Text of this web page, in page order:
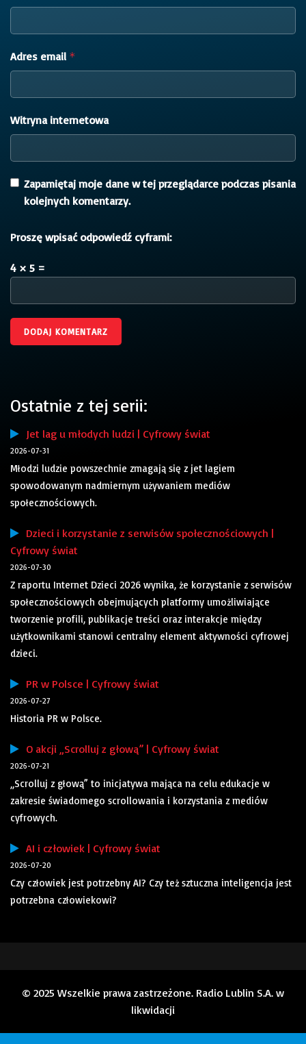
Adres email *
Witryna internetowa
Zapamiętaj moje dane w tej przeglądarce podczas pisania
kolejnych komentarzy.
Proszę wpisać odpowiedź cyframi:
4 × 5 =
Ostatnie z tej serii:
Jet lag u młodych ludzi | Cyfrowy świat
2026-07-31
Młodzi ludzie powszechnie zmagają się z jet lagiem
spowodowanym nadmiernym używaniem mediów
społecznościowych.
Dzieci i korzystanie z serwisów społecznościowych |
Cyfrowy świat
2026-07-30
Z raportu Internet Dzieci 2026 wynika, że korzystanie z serwisów
społecznościowych obejmujących platformy umożliwiające
tworzenie profili, publikacje treści oraz interakcje między
użytkownikami stanowi centralny element aktywności cyfrowej
dzieci.
PR w Polsce | Cyfrowy świat
2026-07-27
Historia PR w Polsce.
O akcji „Scrolluj z głową” | Cyfrowy świat
2026-07-21
„Scrolluj z głową” to inicjatywa mająca na celu edukacje w
zakresie świadomego scrollowania i korzystania z mediów
cyfrowych.
AI i człowiek | Cyfrowy świat
2026-07-20
Czy człowiek jest potrzebny AI? Czy też sztuczna inteligencja jest
potrzebna człowiekowi?
© 2025 Wszelkie prawa zastrzeżone. Radio Lublin S.A. w
likwidacji